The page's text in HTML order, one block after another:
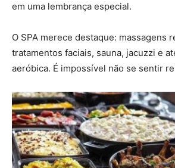
em uma lembrança especial.
O SPA merece destaque: massagens
tratamentos faciais, sauna, jacuzzi e
aeróbica. É impossível não se sentir